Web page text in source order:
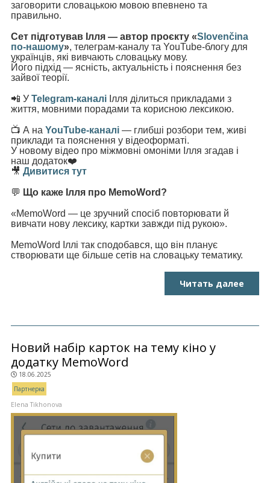
заговорити словацькою мовою впевнено та
правильно.
Сет підготував Ілля — автор проєкту «Slovenčina
по-нашому», телеграм-каналу та YouTube-блогу для
українців, які вивчають словацьку мову.
Його підхід — ясність, актуальність і пояснення без
зайвої теорії.
📲 У Telegram-каналі Ілля ділиться прикладами з
життя, мовними порадами та корисною лексикою.
📺 А на YouTube-каналі — глибші розбори тем, живі
приклади та пояснення у відеоформаті.
У новому відео про міжмовні омоніми Ілля згадав і
наш додаток❤️
🎥 Дивитися тут
💬 Що каже Ілля про MemoWord?
«MemoWord — це зручний спосіб повторювати й
вивчати нову лексику, картки завжди під рукою».
MemoWord Іллі так сподобався, що він планує
створювати ще більше сетів на словацьку тематику.
Читать далее
Новий набір карток на тему кіно у
додатку MemoWord
18.06.2025
Партнерка
Elena Tikhonova